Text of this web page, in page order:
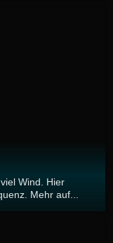
Wind. Hier
Mehr auf...